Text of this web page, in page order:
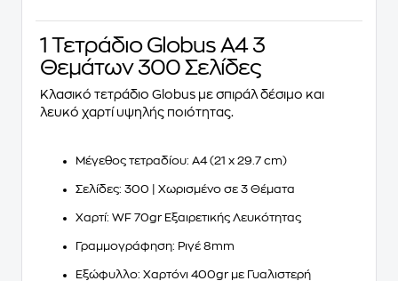
1 Τετράδιο Globus Α4 3
Θεμάτων 300 Σελίδες
Κλασικό τετράδιο Globus με σπιράλ δέσιμο και
λευκό χαρτί υψηλής ποιότητας.
Μέγεθος τετραδίου: Α4 (21 x 29.7 cm)
Σελίδες: 300 | Χωρισμένο σε 3 Θέματα
Χαρτί: WF 70gr Εξαιρετικής Λευκότητας
Γραμμογράφηση: Ριγέ 8mm
Εξώφυλλο: Χαρτόνι 400gr με Γυαλιστερή